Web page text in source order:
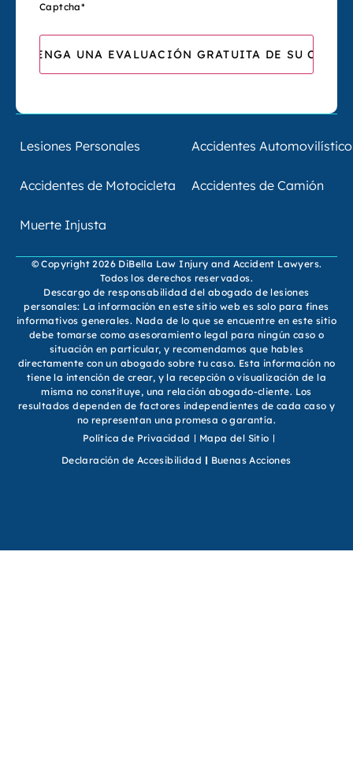
Captcha*
Lesiones Personales Accidentes
Accidentes de Motocicleta Accidentes de Camión
Muerte Injusta
© Copyright 2026 DiBella Law Injury and Accident Lawyers.
Todos los derechos reservados.
Descargo de responsabilidad del abogado de lesiones
personales: La información en este sitio web es solo para fines
informativos generales. Nada de lo que se encuentre en este sitio
debe tomarse como asesoramiento legal para ningún caso o
situación en particular, y recomendamos que hables
directamente con un abogado sobre tu caso. Esta información no
tiene la intención de crear, y la recepción o visualización de la
misma no constituye, una relación abogado-cliente. Los
resultados dependen de factores independientes de cada caso y
no representan una promesa o garantía.
Política de Privacidad
Mapa del Sitio
Declaración de Accesibilidad
Buenas Acciones